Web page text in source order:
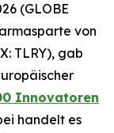
(GLOBE
von
TLRY), gab
Innovatoren
handelt es